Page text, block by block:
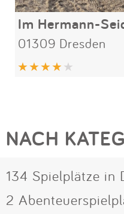
Im Hermann-
01309 Dresden
NACH
134 Spielplätze in
2